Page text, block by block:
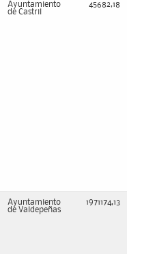
Ayuntamiento
de Castril
45682,18
Ayuntamiento
de Valdepeñas
1971174,13